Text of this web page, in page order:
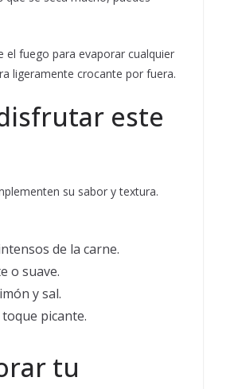
el fuego para evaporar cualquier
ligeramente crocante por fuera.
este
su sabor y textura.
de la carne.
o suave.
y sal.
picante.
tu